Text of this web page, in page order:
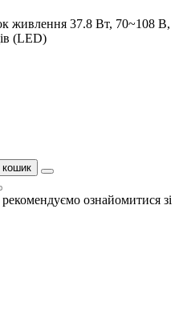
кошик
ознайомитися зі